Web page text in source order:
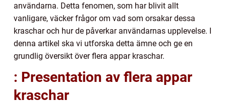
användarna. Detta fenomen, som har blivit allt
vanligare, väcker frågor om vad som orsakar dessa
kraschar och hur de påverkar användarnas upplevelse. I
denna artikel ska vi utforska detta ämne och ge en
grundlig översikt över flera appar kraschar.
: Presentation av flera appar
kraschar